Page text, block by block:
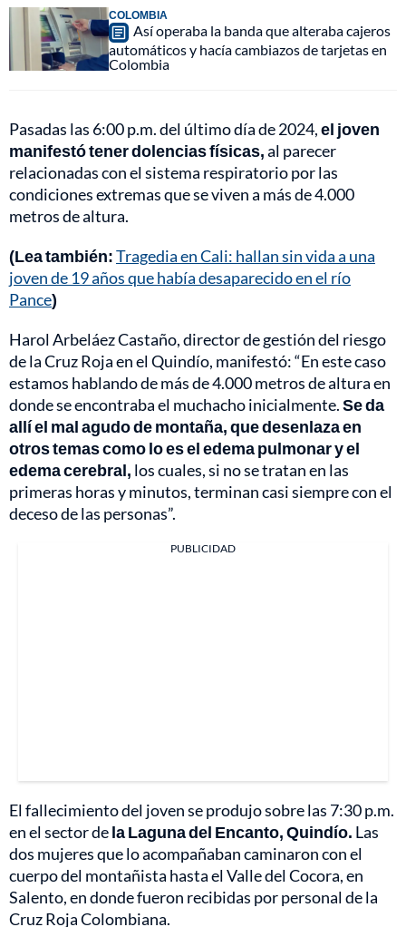
COLOMBIA
Así operaba la banda que alteraba cajeros
automáticos y hacía cambiazos de tarjetas en
Colombia
Pasadas las 6:00 p.m. del último día de 2024,el joven
manifestó tener dolencias físicas,al parecer
relacionadas con el sistema respiratorio por las
condiciones extremas que se viven a más de 4.000
metros de altura.
(Lea también:Tragedia en Cali: hallan sin vida a una
joven de 19 años que había desaparecido en el río
Pance)
Harol Arbeláez Castaño, director de gestión del riesgo
de la Cruz Roja en el Quindío, manifestó: “En este caso
estamos hablando de más de 4.000 metros de altura en
donde se encontraba el muchacho inicialmente.Se da
allí el mal agudo de montaña, que desenlaza en
otros temas como lo es el edema pulmonar y el
edema cerebral, los cuales, si no se tratan en las
primeras horas y minutos, terminan casi siempre con el
deceso de las personas”.
PUBLICIDAD
El fallecimiento del joven se produjo sobre las 7:30 p.m.
en el sector dela Laguna del Encanto, Quindío. Las
dos mujeres que lo acompañaban caminaron con el
cuerpo del montañista hasta el Valle del Cocora, en
Salento, en donde fueron recibidas por personal de la
Cruz Roja Colombiana.